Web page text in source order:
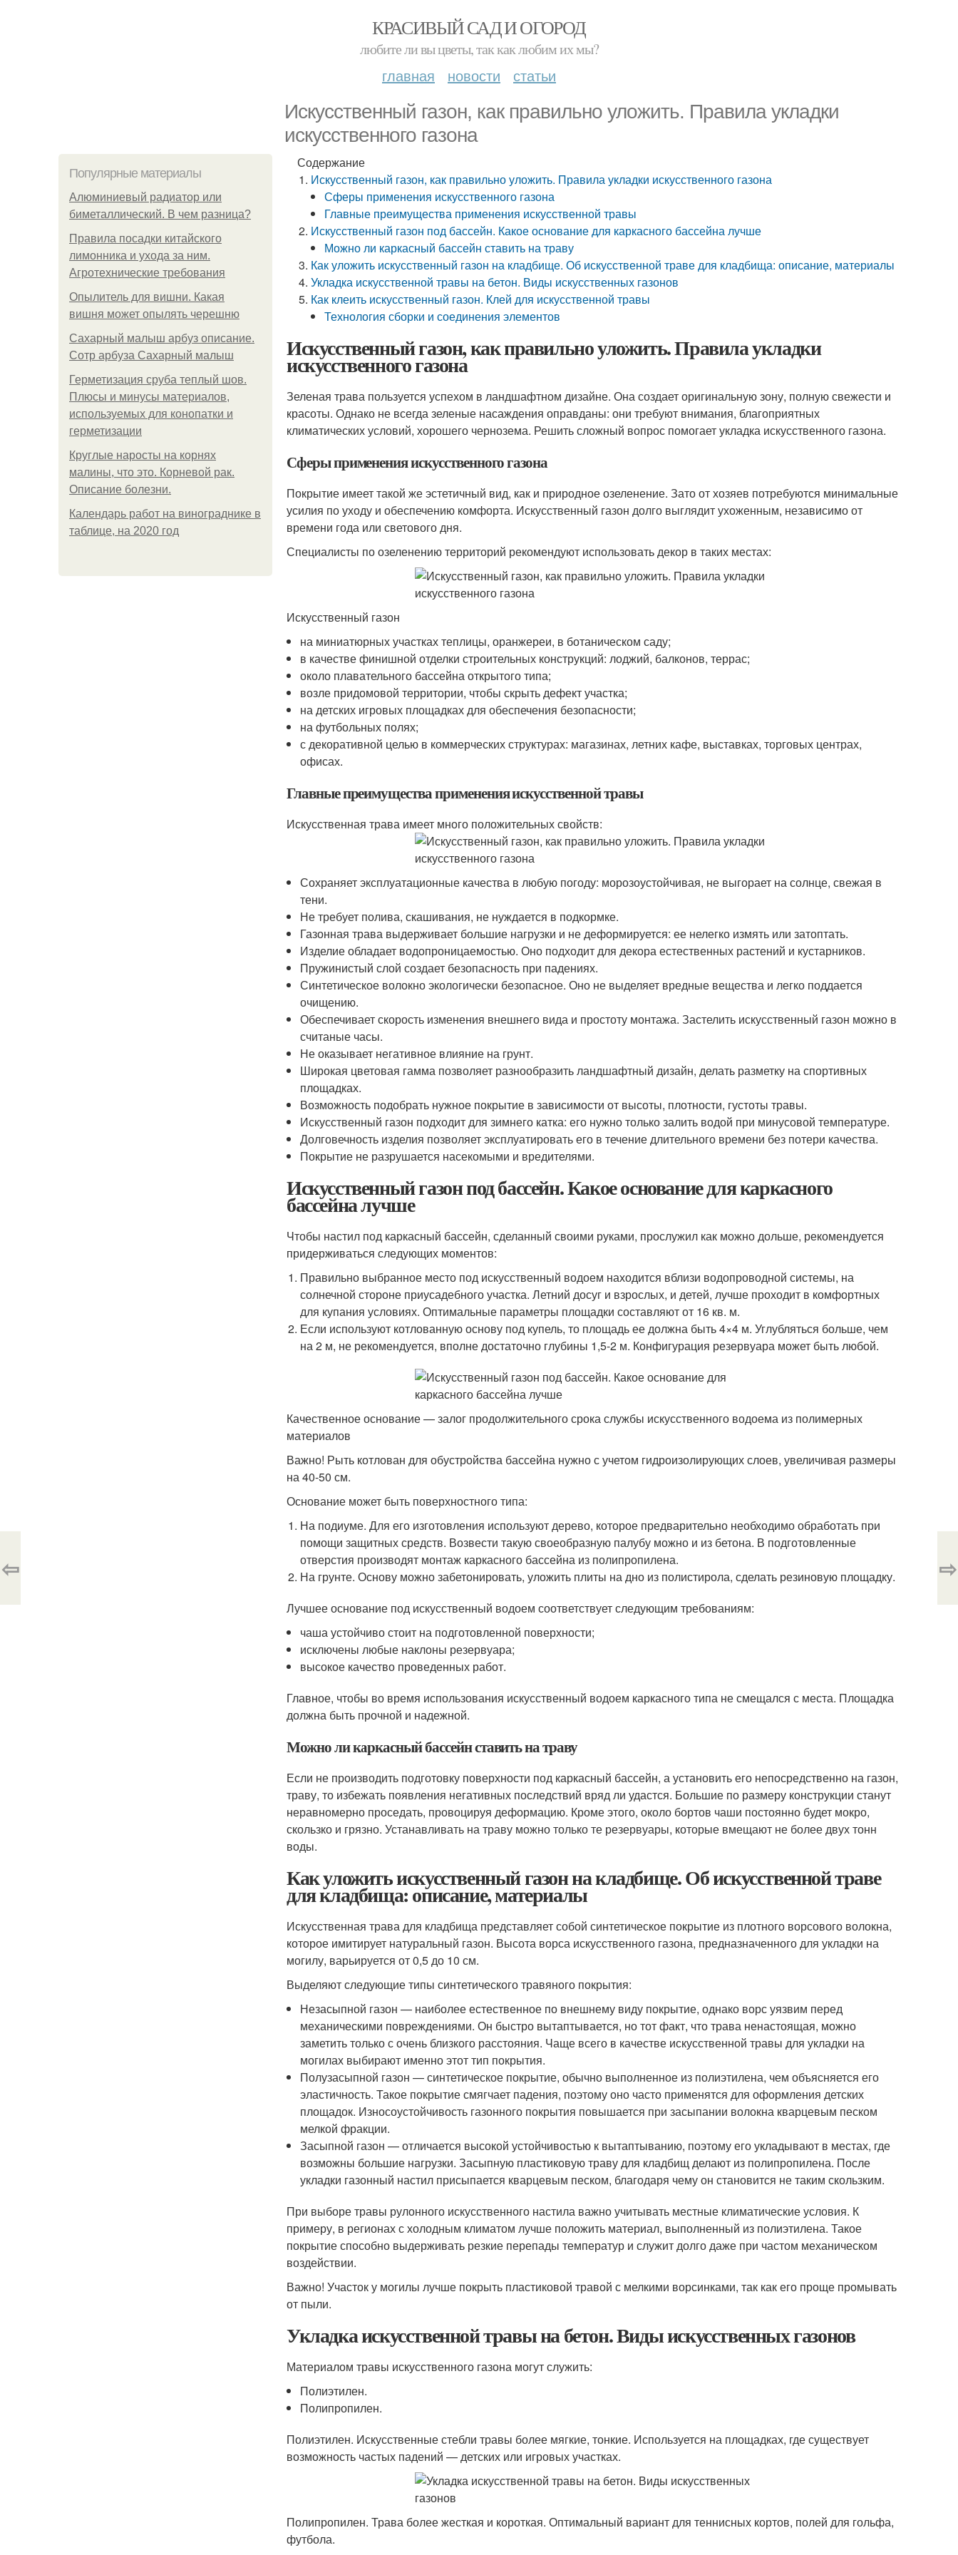
КРАСИВЫЙ САД И ОГОРОД
любите ли вы цветы, так как любим их мы?
главная новости статьи
Искусственный газон, как правильно уложить. Правила укладки
искусственного газона
Популярные материалы
Алюминиевый радиатор или
биметаллический. В чем разница?
Правила посадки китайского
лимонника и ухода за ним.
Агротехнические требования
Опылитель для вишни. Какая
вишня может опылять черешню
Сахарный малыш арбуз описание.
Сотр арбуза Сахарный малыш
Герметизация сруба теплый шов.
Плюсы и минусы материалов,
используемых для конопатки и
герметизации
Круглые наросты на корнях
малины, что это. Корневой рак.
Описание болезни.
Календарь работ на винограднике в
таблице, на 2020 год
Содержание
Искусственный газон, как правильно уложить. Правила укладки искусственного газона
Сферы применения искусственного газона
Главные преимущества применения искусственной травы
Искусственный газон под бассейн. Какое основание для каркасного бассейна лучше
Можно ли каркасный бассейн ставить на траву
Как уложить искусственный газон на кладбище. Об искусственной траве для кладбища: описание, материалы
Укладка искусственной травы на бетон. Виды искусственных газонов
Как клеить искусственный газон. Клей для искусственной травы
Технология сборки и соединения элементов
Искусственный газон, как правильно уложить. Правила укладки
искусственного газона
Зеленая трава пользуется успехом в ландшафтном дизайне. Она создает оригинальную зону, полную свежести и
красоты. Однако не всегда зеленые насаждения оправданы: они требуют внимания, благоприятных
климатических условий, хорошего чернозема. Решить сложный вопрос помогает укладка искусственного газона.
Сферы применения искусственного газона
Покрытие имеет такой же эстетичный вид, как и природное озеленение. Зато от хозяев потребуются минимальные
усилия по уходу и обеспечению комфорта. Искусственный газон долго выглядит ухоженным, независимо от
времени года или светового дня.
Специалисты по озеленению территорий рекомендуют использовать декор в таких местах:
Искусственный газон
на миниатюрных участках теплицы, оранжереи, в ботаническом саду;
в качестве финишной отделки строительных конструкций: лоджий, балконов, террас;
около плавательного бассейна открытого типа;
возле придомовой территории, чтобы скрыть дефект участка;
на детских игровых площадках для обеспечения безопасности;
на футбольных полях;
с декоративной целью в коммерческих структурах: магазинах, летних кафе, выставках, торговых центрах,
офисах.
Главные преимущества применения искусственной травы
Искусственная трава имеет много положительных свойств:
Сохраняет эксплуатационные качества в любую погоду: морозоустойчивая, не выгорает на солнце, свежая в
тени.
Не требует полива, скашивания, не нуждается в подкормке.
Газонная трава выдерживает большие нагрузки и не деформируется: ее нелегко измять или затоптать.
Изделие обладает водопроницаемостью. Оно подходит для декора естественных растений и кустарников.
Пружинистый слой создает безопасность при падениях.
Синтетическое волокно экологически безопасное. Оно не выделяет вредные вещества и легко поддается
очищению.
Обеспечивает скорость изменения внешнего вида и простоту монтажа. Застелить искусственный газон можно в
считаные часы.
Не оказывает негативное влияние на грунт.
Широкая цветовая гамма позволяет разнообразить ландшафтный дизайн, делать разметку на спортивных
площадках.
Возможность подобрать нужное покрытие в зависимости от высоты, плотности, густоты травы.
Искусственный газон подходит для зимнего катка: его нужно только залить водой при минусовой температуре.
Долговечность изделия позволяет эксплуатировать его в течение длительного времени без потери качества.
Покрытие не разрушается насекомыми и вредителями.
Искусственный газон под бассейн. Какое основание для каркасного
бассейна лучше
Чтобы настил под каркасный бассейн, сделанный своими руками, прослужил как можно дольше, рекомендуется
придерживаться следующих моментов:
Правильно выбранное место под искусственный водоем находится вблизи водопроводной системы, на
солнечной стороне приусадебного участка. Летний досуг и взрослых, и детей, лучше проходит в комфортных
для купания условиях. Оптимальные параметры площадки составляют от 16 кв. м.
Если используют котлованную основу под купель, то площадь ее должна быть 4×4 м. Углубляться больше, чем
на 2 м, не рекомендуется, вполне достаточно глубины 1,5-2 м. Конфигурация резервуара может быть любой.
Качественное основание — залог продолжительного срока службы искусственного водоема из полимерных
материалов
Важно! Рыть котлован для обустройства бассейна нужно с учетом гидроизолирующих слоев, увеличивая размеры
на 40-50 см.
Основание может быть поверхностного типа:
На подиуме. Для его изготовления используют дерево, которое предварительно необходимо обработать при
помощи защитных средств. Возвести такую своеобразную палубу можно и из бетона. В подготовленные
отверстия производят монтаж каркасного бассейна из полипропилена.
На грунте. Основу можно забетонировать, уложить плиты на дно из полистирола, сделать резиновую площадку.
Лучшее основание под искусственный водоем соответствует следующим требованиям:
чаша устойчиво стоит на подготовленной поверхности;
исключены любые наклоны резервуара;
высокое качество проведенных работ.
Главное, чтобы во время использования искусственный водоем каркасного типа не смещался с места. Площадка
должна быть прочной и надежной.
Можно ли каркасный бассейн ставить на траву
Если не производить подготовку поверхности под каркасный бассейн, а установить его непосредственно на газон,
траву, то избежать появления негативных последствий вряд ли удастся. Большие по размеру конструкции станут
неравномерно проседать, провоцируя деформацию. Кроме этого, около бортов чаши постоянно будет мокро,
скользко и грязно. Устанавливать на траву можно только те резервуары, которые вмещают не более двух тонн
воды.
Как уложить искусственный газон на кладбище. Об искусственной траве
для кладбища: описание, материалы
Искусственная трава для кладбища представляет собой синтетическое покрытие из плотного ворсового волокна,
которое имитирует натуральный газон. Высота ворса искусственного газона, предназначенного для укладки на
могилу, варьируется от 0,5 до 10 см.
Выделяют следующие типы синтетического травяного покрытия:
Незасыпной газон — наиболее естественное по внешнему виду покрытие, однако ворс уязвим перед
механическими повреждениями. Он быстро вытаптывается, но тот факт, что трава ненастоящая, можно
заметить только с очень близкого расстояния. Чаще всего в качестве искусственной травы для укладки на
могилах выбирают именно этот тип покрытия.
Полузасыпной газон — синтетическое покрытие, обычно выполненное из полиэтилена, чем объясняется его
эластичность. Такое покрытие смягчает падения, поэтому оно часто применятся для оформления детских
площадок. Износоустойчивость газонного покрытия повышается при засыпании волокна кварцевым песком
мелкой фракции.
Засыпной газон — отличается высокой устойчивостью к вытаптыванию, поэтому его укладывают в местах, где
возможны большие нагрузки. Засыпную пластиковую траву для кладбищ делают из полипропилена. После
укладки газонный настил присыпается кварцевым песком, благодаря чему он становится не таким скользким.
При выборе травы рулонного искусственного настила важно учитывать местные климатические условия. К
примеру, в регионах с холодным климатом лучше положить материал, выполненный из полиэтилена. Такое
покрытие способно выдерживать резкие перепады температур и служит долго даже при частом механическом
воздействии.
Важно! Участок у могилы лучше покрыть пластиковой травой с мелкими ворсинками, так как его проще промывать
от пыли.
Укладка искусственной травы на бетон. Виды искусственных газонов
Материалом травы искусственного газона могут служить:
Полиэтилен.
Полипропилен.
Полиэтилен. Искусственные стебли травы более мягкие, тонкие. Используется на площадках, где существует
возможность частых падений — детских или игровых участках.
Полипропилен. Трава более жесткая и короткая. Оптимальный вариант для теннисных кортов, полей для гольфа,
футбола.
⇦ ⇨